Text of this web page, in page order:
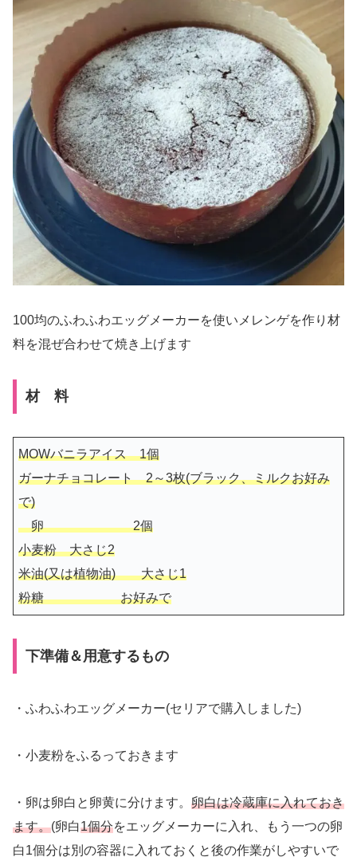
100均のふわふわエッグメーカーを使いメレンゲを作り材
料を混ぜ合わせて焼き上げます
材 料
MOWバニラアイス 1個
ガーナチョコレート 2～3枚(ブラック、ミルクお好み
で)
卵 2個
小麦粉 大さじ2
米油(又は植物油) 大さじ1
粉糖 お好みで
下準備＆用意するもの
・ふわふわエッグメーカー(セリアで購入しました)
・小麦粉をふるっておきます
・卵は卵白と卵黄に分けます。 卵白は冷蔵庫に入れておき
ます。(卵白1個分をエッグメーカーに入れ、もう一つの卵
白1個分は別の容器に入れておくと後の作業がしやすいで